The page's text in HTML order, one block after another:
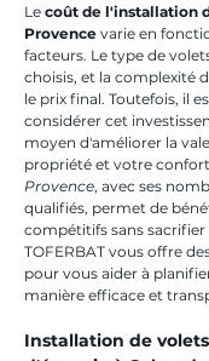
Le coût de l'installation
Provence varie en
facteurs. Le type de
choisis, et la complexité
le prix final. Toutefois, il
considérer cet
moyen d'améliorer la
propriété et votre
Provence, avec ses
qualifiés, permet de
compétitifs sans sacrifier
TOFERBAT vous offre
pour vous aider à
manière efficace et
Installation de